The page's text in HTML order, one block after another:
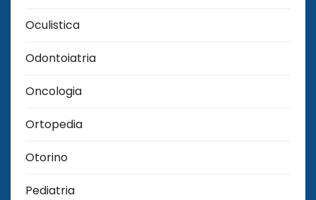
Oculistica
Odontoiatria
Oncologia
Ortopedia
Otorino
Pediatria